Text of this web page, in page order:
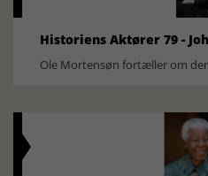
Historiens Aktører 79 -
Ole Mortensøn fortæller om